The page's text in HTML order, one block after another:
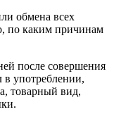
обмена всех
по каким причинам
после совершения
в употреблении,
товарный вид,